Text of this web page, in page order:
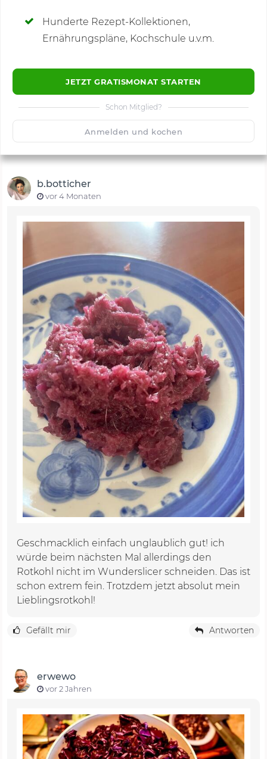
Hunderte Rezept-Kollektionen,
Ernährungspläne, Kochschule u.v.m.
JETZT GRATISMONAT STARTEN
Schon Mitglied?
Anmelden und kochen
Kommentare(7)
🙂 Speichern
b.botticher
vor 4 Monaten
Geschmacklich einfach unglaublich gut! ich
würde beim nächsten Mal allerdings den
Rotkohl nicht im Wunderslicer schneiden. Das ist
schon extrem fein. Trotzdem jetzt absolut mein
Lieblingsrotkohl!
Gefällt mir Antworten
erwewo
vor 2 Jahren